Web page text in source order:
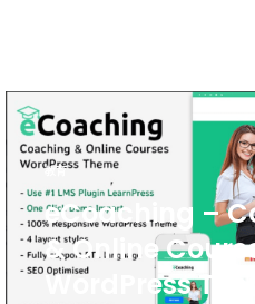
教育
eCoaching –
& Online
WordPress